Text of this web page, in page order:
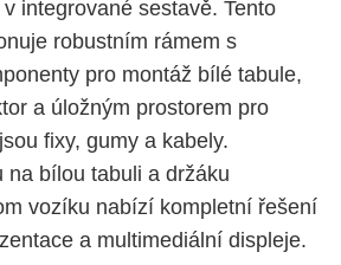
integrované sestavě. Tento
robustním rámem s
pro montáž bílé tabule,
a úložným prostorem pro
fixy, gumy a kabely.
na bílou tabuli a držáku
vozíku nabízí kompletní řešení
a multimediální displeje.